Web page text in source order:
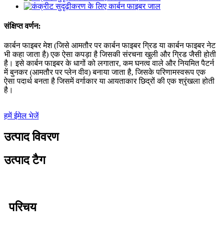
संक्षिप्त वर्णन:
कार्बन फाइबर मेश (जिसे आमतौर पर कार्बन फाइबर ग्रिड या कार्बन फाइबर नेट
भी कहा जाता है) एक ऐसा कपड़ा है जिसकी संरचना खुली और ग्रिड जैसी होती
है। इसे कार्बन फाइबर के धागों को लगातार, कम घनत्व वाले और नियमित पैटर्न
में बुनकर (आमतौर पर प्लेन वीव) बनाया जाता है, जिसके परिणामस्वरूप एक
ऐसा पदार्थ बनता है जिसमें वर्गाकार या आयताकार छिद्रों की एक श्रृंखला होती
है।
हमें ईमेल भेजें
उत्पाद विवरण
उत्पाद टैग
परिचय